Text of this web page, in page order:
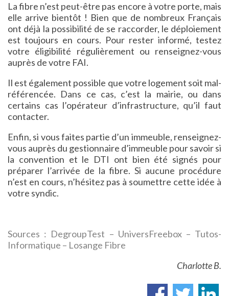
La fibre n’est peut-être pas encore à votre porte, mais
elle arrive bientôt ! Bien que de nombreux Français
ont déjà la possibilité de se raccorder, le déploiement
est toujours en cours. Pour rester informé, testez
votre éligibilité régulièrement ou renseignez-vous
auprès de votre FAI.
Il est également possible que votre logement soit mal-
référencée. Dans ce cas, c’est la mairie, ou dans
certains cas l’opérateur d’infrastructure, qu’il faut
contacter.
Enfin, si vous faites partie d’un immeuble, renseignez-
vous auprès du gestionnaire d’immeuble pour savoir si
la convention et le DTI ont bien été signés pour
préparer l’arrivée de la fibre. Si aucune procédure
n’est en cours, n’hésitez pas à soumettre cette idée à
votre syndic.
Sources : DegroupTest – UniversFreebox– Tutos-
Informatique – Losange Fibre
Charlotte B.